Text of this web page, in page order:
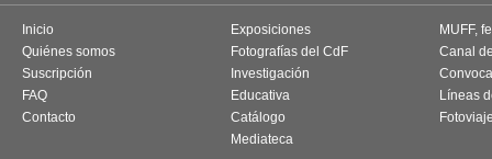
Inicio
Quiénes somos
Suscripción
FAQ
Contacto
Exposiciones
Fotografías del CdF
Investigación
Educativa
Catálogo
Mediateca
MUFF,
Canal
Líneas